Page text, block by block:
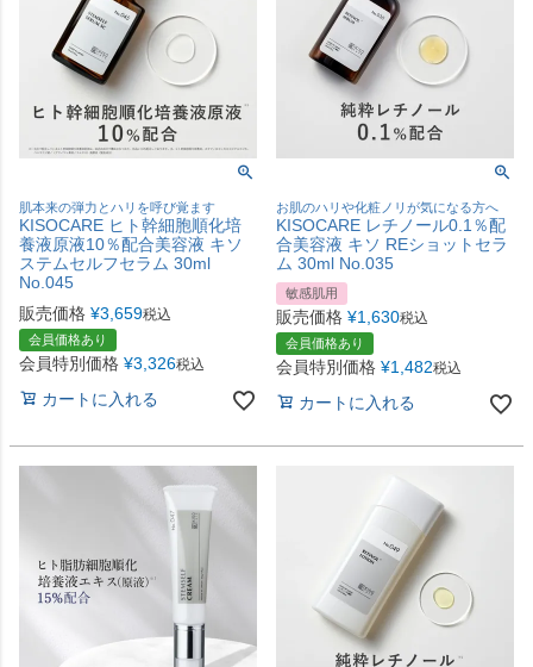
肌本来の弾力とハリを呼び覚ます
KISOCARE ヒト幹細胞順化培
養液原液10％配合美容液 キソ
ステムセルフセラム 30ml
No.045
販売価格 ¥3,659税込
会員価格あり
会員特別価格 ¥3,326税込
カートに入れる
お肌のハリや化粧ノリが気になる方へ
KISOCARE レチノール0.1％配
合美容液 キソ REショットセラ
ム 30ml No.035
敏感肌用
販売価格 ¥1,630税込
会員価格あり
会員特別価格 ¥1,482税込
カートに入れる